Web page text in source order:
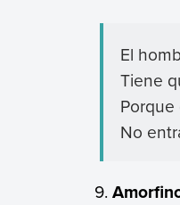
El
Tiene
No